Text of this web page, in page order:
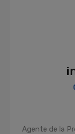
Agente de la